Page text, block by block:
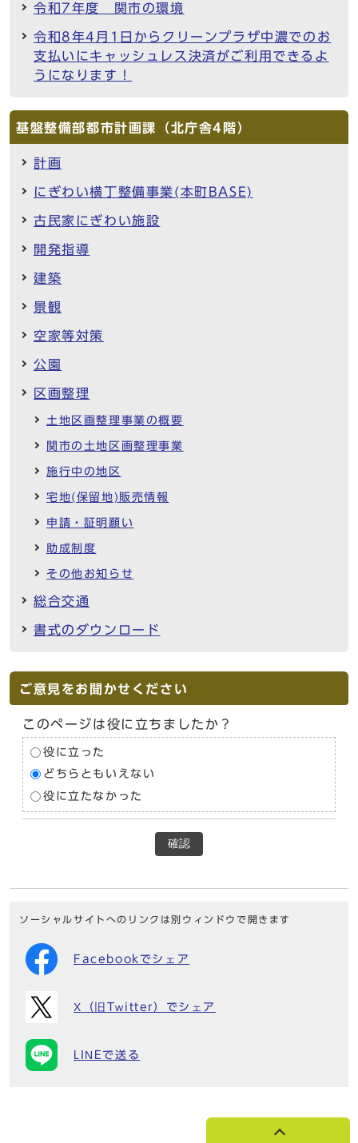
令和7年度 関市の環境
令和8年4月1日からクリーンプラザ中濃でのお
支払いにキャッシュレス決済がご利用できるよ
うになります！
基盤整備部都市計画課（北庁舎4階）
計画
にぎわい横丁整備事業(本町BASE)
古民家にぎわい施設
開発指導
建築
景観
空家等対策
公園
区画整理
土地区画整理事業の概要
関市の土地区画整理事業
施行中の地区
宅地(保留地)販売情報
申請・証明願い
助成制度
その他お知らせ
総合交通
書式のダウンロード
ご意見をお聞かせください
このページは役に立ちましたか？
役に立った
どちらともいえない
役に立たなかった
確認
ソーシャルサイトへのリンクは別ウィンドウで開きます
Facebookでシェア
X（旧Twitter）でシェア
LINEで送る